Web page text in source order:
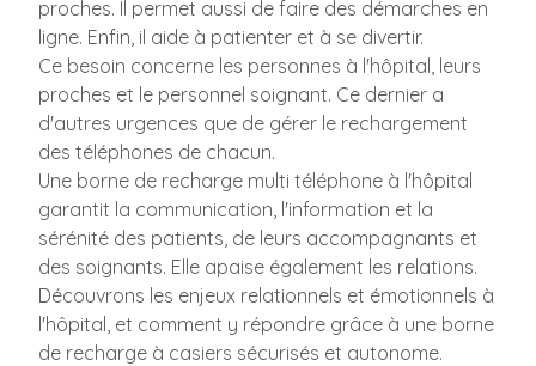
proches. Il permet aussi de faire des démarches en
ligne. Enfin, il aide à patienter et à se divertir.
Ce besoin concerne les personnes à l'hôpital, leurs
proches et le personnel soignant. Ce dernier a
d'autres urgences que de gérer le rechargement
des téléphones de chacun.
Une borne de recharge multi téléphone à l'hôpital
garantit la communication, l'information et la
sérénité des patients, de leurs accompagnants et
des soignants. Elle apaise également les relations.
Découvrons les enjeux relationnels et émotionnels à
l'hôpital, et comment y répondre grâce à une borne
de recharge à casiers sécurisés et autonome.